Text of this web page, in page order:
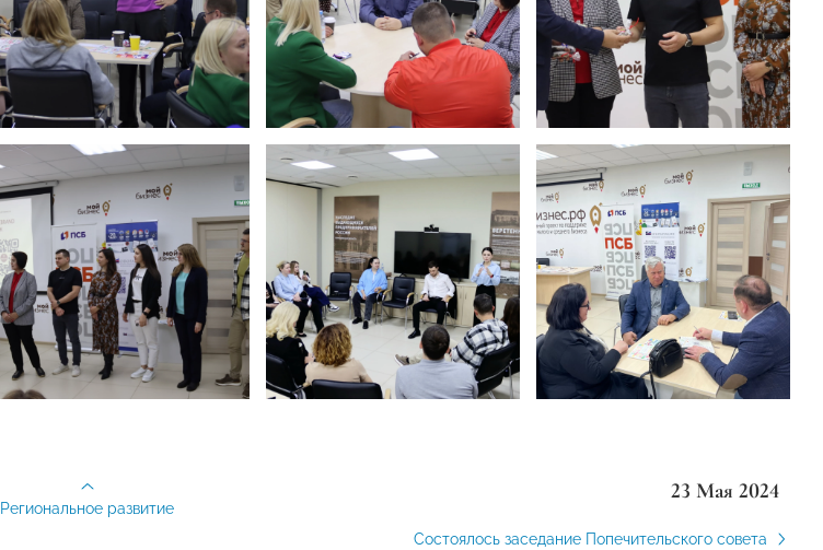
23 Мая 2024
Состоялось заседание Попечительского совета
Региональное развитие